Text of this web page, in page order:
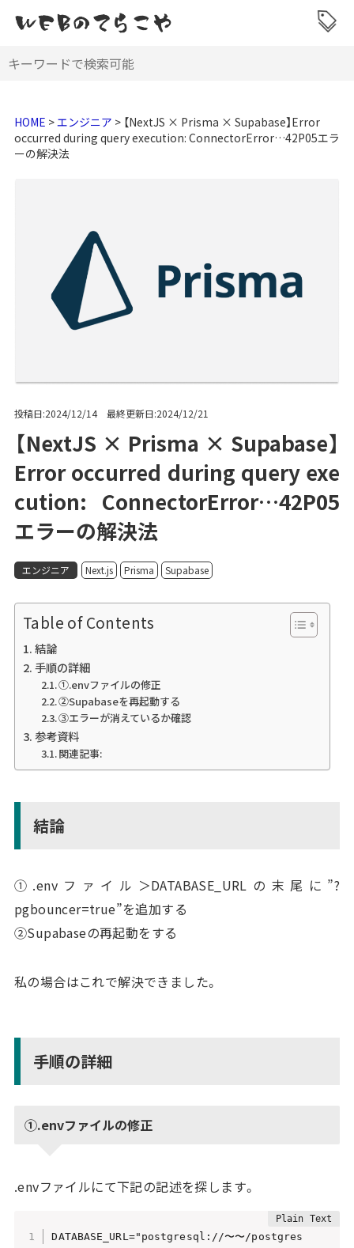
HOME >エンジニア > 【NextJS × Prisma × Supabase】Error
occurred during query execution: ConnectorError…42P05エラ
ーの解決法
投稿日:2024/12/14 最終更新日:2024/12/21
【NextJS × Prisma × Supabase】
Error occurred during query exe
cution: ConnectorError…42P05
エラーの解決法
エンジニア Next.js Prisma Supabase
Table of Contents
結論
手順の詳細
①.envファイルの修正
②Supabaseを再起動する
③エラーが消えているか確認
参考資料
関連記事:
結論
①.envファイル＞DATABASE_URLの末尾に”?
pgbouncer=true”を追加する
②Supabaseの再起動をする
私の場合はこれで解決できました。
手順の詳細
①.envファイルの修正
.envファイルにて下記の記述を探します。
DATABASE_URL="postgresql://〜〜/postgres